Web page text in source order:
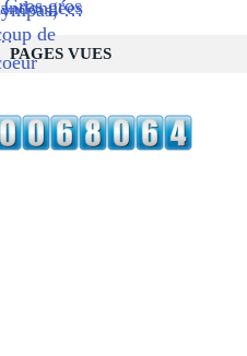
PAGES VUES